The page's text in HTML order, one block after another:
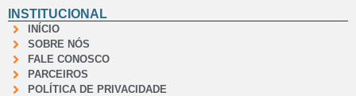
INSTITUCIONAL
INÍCIO
SOBRE NÓS
FALE CONOSCO
PARCEIROS
POLÍTICA DE PRIVACIDADE